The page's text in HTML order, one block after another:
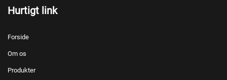
Hurtigt link
Forside
Om os
Produkter